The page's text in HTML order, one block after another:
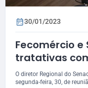
30/01/2023
Fecomércio
tratativas
para oferta
O diretor Regional do
segunda-feira, 30, de